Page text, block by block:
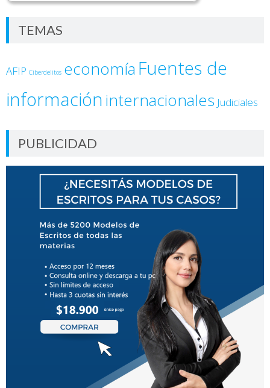
TEMAS
AFIP Ciberdelitos economía Fuentes de
informacióninternacionales Judiciales
PUBLICIDAD